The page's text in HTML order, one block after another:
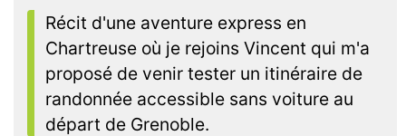
Récit d'une aventure express en
Chartreuse où je rejoins Vincent qui m'a
proposé de venir tester un itinéraire de
randonnée accessible sans voiture au
départ de Grenoble.